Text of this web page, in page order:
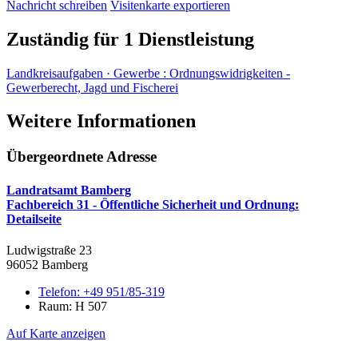
Nachricht schreiben Visitenkarte exportieren
Zuständig für 1 Dienstleistung
Landkreisaufgaben · Gewerbe : Ordnungswidrigkeiten -
Gewerberecht, Jagd und Fischerei
Weitere Informationen
Übergeordnete Adresse
Landratsamt Bamberg
Fachbereich 31 - Öffentliche Sicherheit und Ordnung:
Detailseite
Ludwigstraße 23
96052 Bamberg
Telefon: +49 951/85-319
Raum: H 507
Auf Karte anzeigen